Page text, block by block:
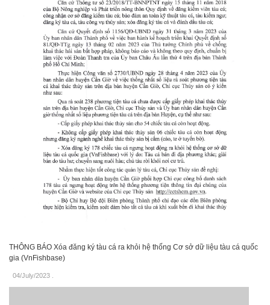
THÔNG BÁO Xóa đăng ký tàu cá ra khỏi hệ thống Cơ sở dữ liệu tàu cá quốc
gia (VnFishbase)
04/July/2023